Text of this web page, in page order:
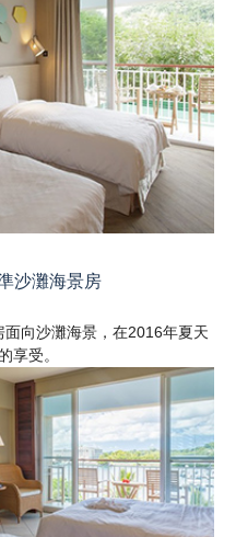
沙灘海景房
向沙灘海景，在2016年夏天
享受。